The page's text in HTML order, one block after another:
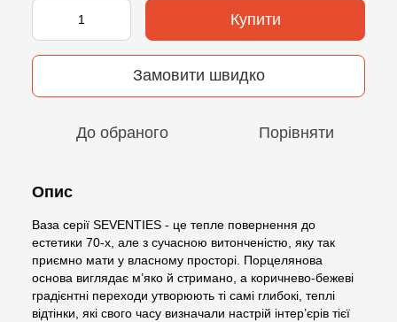
Купити
Замовити швидко
До обраного Порівняти
Опис
Ваза серії SEVENTIES - це тепле повернення до
естетики 70-х, але з сучасною витонченістю, яку так
приємно мати у власному просторі. Порцелянова
основа виглядає м’яко й стримано, а коричнево-бежеві
градієнтні переходи утворюють ті самі глибокі, теплі
відтінки, які свого часу визначали настрій інтер’єрів тієї